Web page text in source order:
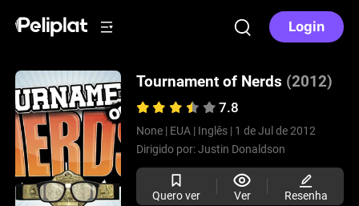
Login
Tournament of Nerds (2012)
7.8
None | EUA | Inglês | 1 de Jul de 2012
Dirigido por:Justin Donaldson
Quero ver Ver Resenha